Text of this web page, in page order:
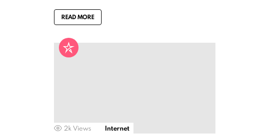
READ MORE
2k Views Internet